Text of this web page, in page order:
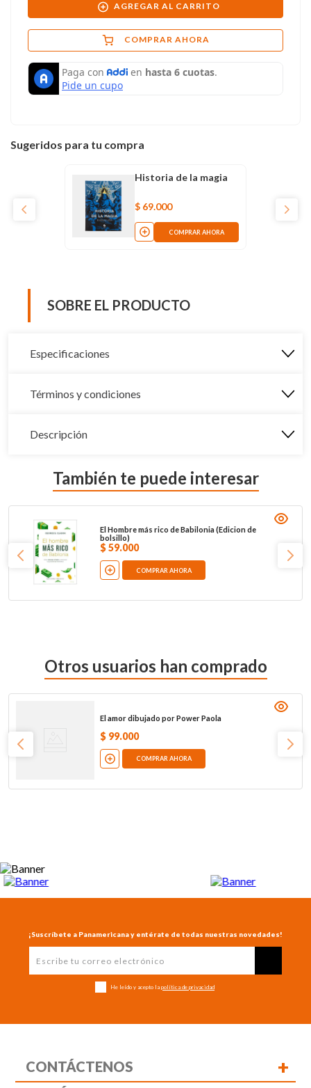
AGREGAR AL CARRITO
COMPRAR AHORA
Sugeridos para tu compra
Historia de la magia
$ 69.000
COMPRAR AHORA
SOBRE EL PRODUCTO
Especificaciones
Términos y condiciones
Descripción
También te puede interesar
El Hombre más rico de Babilonia (Edicion de
bolsillo)
$ 59.000
COMPRAR AHORA
Otros usuarios han comprado
El amor dibujado por Power Paola
$ 99.000
COMPRAR AHORA
¡Suscríbete a Panamericana y entérate de todas nuestras novedades!
He leído y acepto la política de privacidad
CONTÁCTENOS +